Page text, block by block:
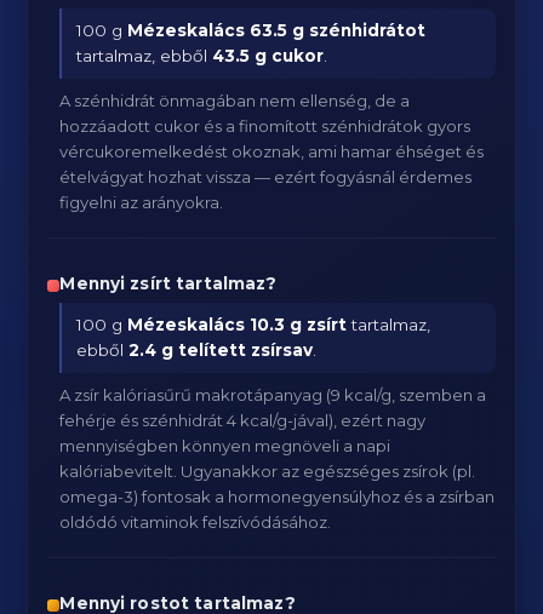
100 g Mézeskalács 63.5 g szénhidrátot
tartalmaz, ebből 43.5 g cukor
A szénhidrát önmagában nem ellenség, de a
hozzáadott cukor és a finomított szénhidrátok gyors
vércukoremelkedést okoznak, ami hamar éhséget és
ételvágyat hozhat vissza — ezért fogyásnál érdemes
figyelni az arányokra.
Mennyi zsírt tartalmaz?
100 g Mézeskalács 10.3 g zsírttartalmaz,
ebből2.4 g telített zsírsav
A zsír kalóriasűrű makrotápanyag (9 kcal/g, szemben a
fehérje és szénhidrát 4 kcal/g-jával), ezért nagy
mennyiségben könnyen megnöveli a napi
kalóriabevitelt. Ugyanakkor az egészséges zsírok (pl.
omega-3) fontosak a hormonegyensúlyhoz és a zsírban
oldódó vitaminok felszívódásához.
Mennyi rostot tartalmaz?